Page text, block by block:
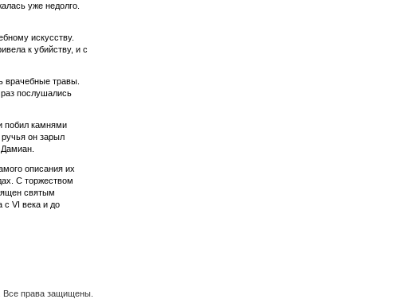
уже недолго.
искусству.
к убийству, и с
врачебные травы.
послушались
побил камнями
ручья он зарыл
описания их
С торжеством
святым
с VI века и до
Все права защищены.